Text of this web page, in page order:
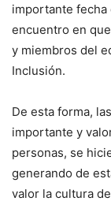
importante fecha
encuentro en
y miembros del
Inclusión.
De esta forma,
importante y
personas, se
generando de
valor la cultura